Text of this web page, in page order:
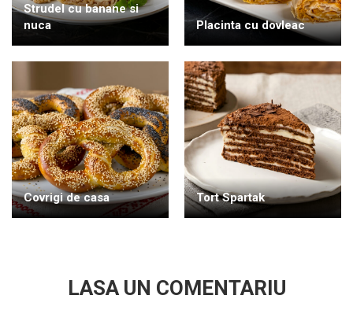
Strudel cu banane si
nuca
Placinta cu dovleac
Covrigi de casa Tort Spartak
LASA UN COMENTARIU